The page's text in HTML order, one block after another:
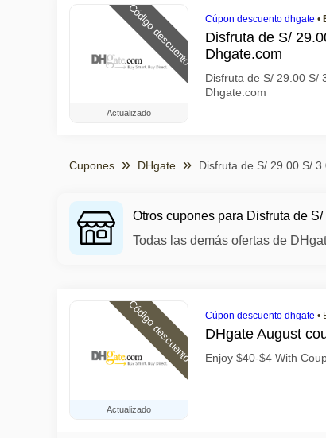
Actualizado
Código descuento Cúpon descuento dhgate •
Disfruta de S/
Dhgate.com
Disfruta de S/ 29.00 S/
Dhgate.com
Cupones DHgate Disfruta de S/ 29.00 S/
Otros cupones para Disfruta de
Todas las demás ofertas de
Actualizado
Código descuento Cúpon descuento dhgate •
DHgate August
Enjoy $40-$4 With